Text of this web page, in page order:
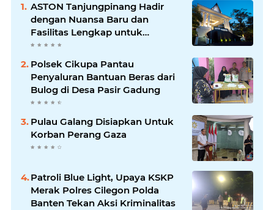
ASTON Tanjungpinang Hadir
dengan Nuansa Baru dan
Fasilitas Lengkap untuk
Kenyamanan Tamu
Polsek Cikupa Pantau
Penyaluran Bantuan Beras dari
Bulog di Desa Pasir Gadung
Pulau Galang Disiapkan Untuk
Korban Perang Gaza
Patroli Blue Light, Upaya KSKP
Merak Polres Cilegon Polda
Banten Tekan Aksi Kriminalitas